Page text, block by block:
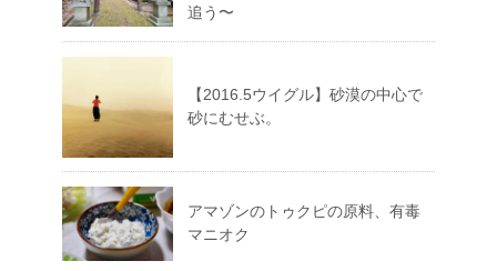
追う〜
【2016.5ウイグル】砂漠の中心で
砂にむせぶ。
アマゾンのトゥクピの原料、有毒
マニオク